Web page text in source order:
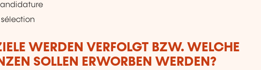
WERDEN VERFOLGT BZW. WELCHE
SOLLEN ERWORBEN WERDEN?